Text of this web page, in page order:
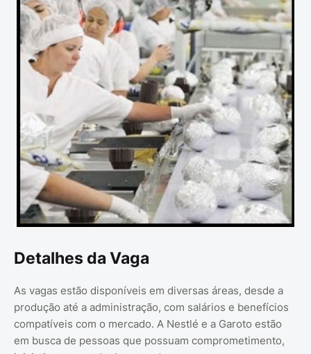
Detalhes da Vaga
As vagas estão disponíveis em diversas áreas, desde a
produção até a administração, com salários e benefícios
compatíveis com o mercado. A Nestlé e a Garoto estão
em busca de pessoas que possuam comprometimento,